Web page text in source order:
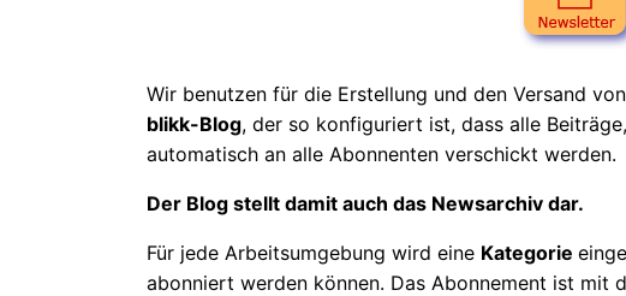
Wir benutzen für die Erstellung und den Versand
blikk-Blog, der so konfiguriert ist, dass alle
automatisch an alle Abonnenten verschickt werden.
Der Blog stellt damit auch das Newsarchiv dar.
Für jede Arbeitsumgebung wird eine Kategorie
abonniert werden können. Das Abonnement ist mit